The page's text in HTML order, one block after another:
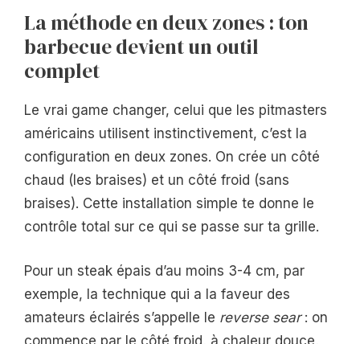
La méthode en deux zones : ton
barbecue devient un outil
complet
Le vrai game changer, celui que les pitmasters
américains utilisent instinctivement, c’est la
configuration en deux zones. On crée un côté
chaud (les braises) et un côté froid (sans
braises). Cette installation simple te donne le
contrôle total sur ce qui se passe sur ta grille.
Pour un steak épais d’au moins 3-4 cm, par
exemple, la technique qui a la faveur des
amateurs éclairés s’appelle le reverse sear: on
commence par le côté froid, à chaleur douce,